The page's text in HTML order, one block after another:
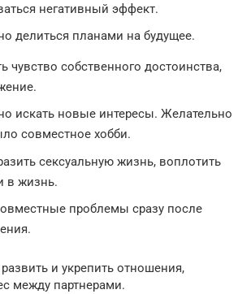
негативный эффект.
делиться планами на будущее.
чувство собственного достоинства,
искать новые интересы. Желательно
совместное хобби.
сексуальную жизнь, воплотить
в жизнь.
проблемы сразу после
и укрепить отношения,
между партнерами.